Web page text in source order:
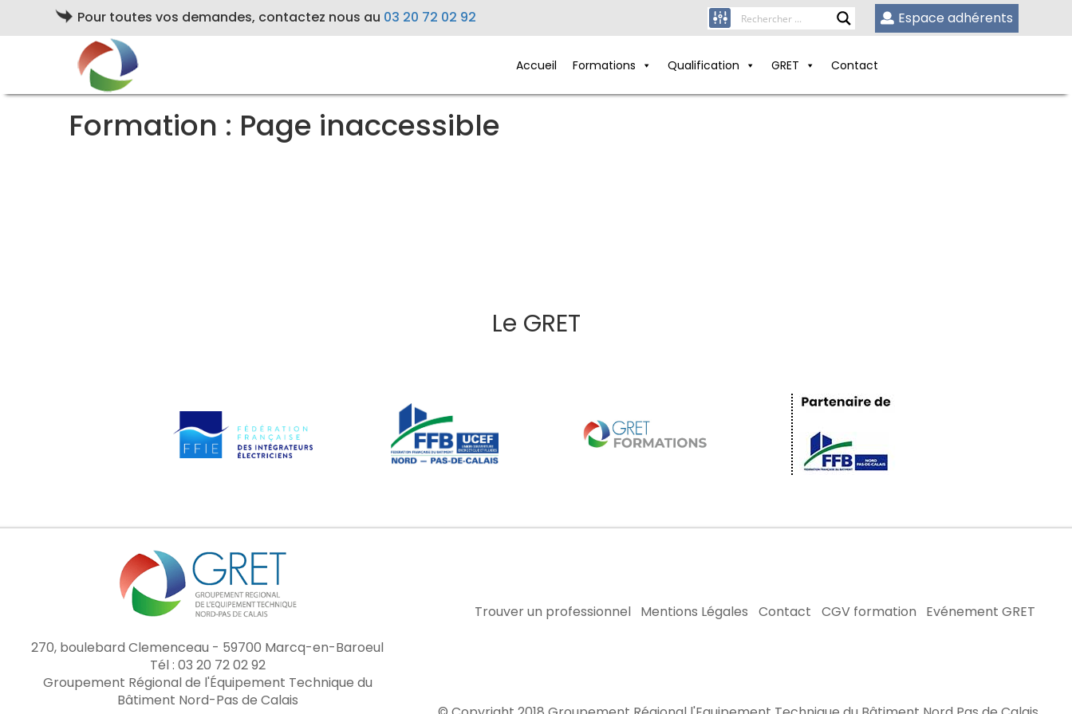
Pour toutes vos demandes, contactez nous au 03 20 72 02 92 Espace adhérents
Accueil Formations Qualification GRET Contact
Formation : Page inaccessible
Le GRET
270, boulebard Clemenceau - 59700 Marcq-en-Baroeul
Tél : 03 20 72 02 92
Groupement Régional de l'Équipement Technique du
Bâtiment Nord-Pas de Calais
Trouver un professionnel Mentions Légales Contact CGV formation Evénement GRET